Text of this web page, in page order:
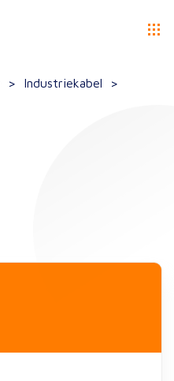
> Industriekabel >